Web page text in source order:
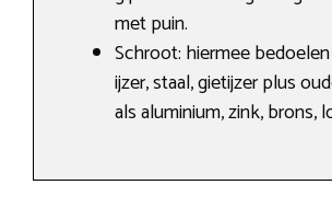
met puin.
Schroot: hiermee
ijzer, staal, gietijzer plus
als aluminium, zink, brons,